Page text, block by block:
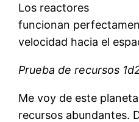
Los reactores
funcionan
velocidad hacia el
Prueba de recursos
Me voy de este
recursos abundantes.